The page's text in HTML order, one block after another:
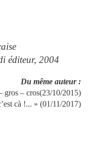
éditeur, 2004
Du même auteur :
gros – cros(23/10/2015)
cà !... » (01/11/2017)